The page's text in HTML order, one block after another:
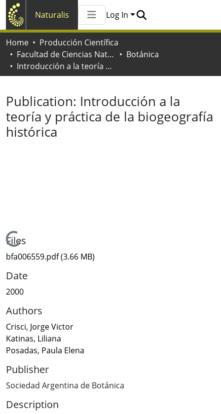
Naturalis
All of Naturalis
Log In
Home
Producción Científica
Facultad de Ciencias Naturales y Museo
Botánica
Introducción a la teoría y práctica de la biogeografía histórica
Publication: Introducción a la
teoría y práctica de la biogeografía
histórica
Loading...
Files
bfa006559.pdf(3.66 MB)
Date
2000
Authors
Crisci, Jorge Victor
Katinas, Liliana
Posadas, Paula Elena
Publisher
Sociedad Argentina de Botánica
Description